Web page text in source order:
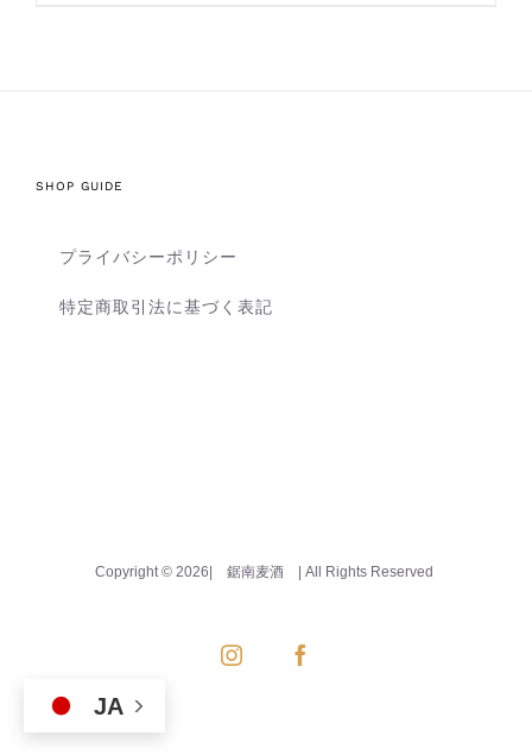
SHOP GUIDE
プライバシーポリシー
特定商取引法に基づく表記
Copyright © 2026| 鋸南麦酒 | All Rights Reserved
InstagramFacebook
JA